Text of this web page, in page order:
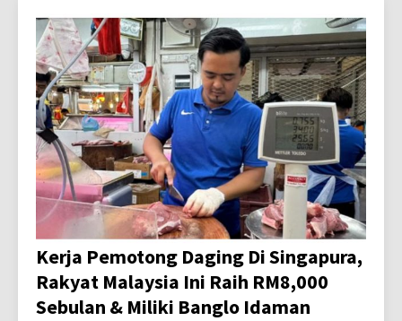
Kerja Pemotong Daging Di Singapura,
Rakyat Malaysia Ini Raih RM8,000
Sebulan & Miliki Banglo Idaman